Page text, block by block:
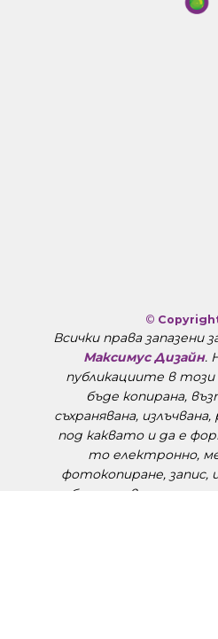
©
Всички права запазени
Максимус Дизайн.
публикациите в
бъде копирана,
съхранявана,
под каквато и да е
то електронно,
фотокопиране, запис,
без предварително